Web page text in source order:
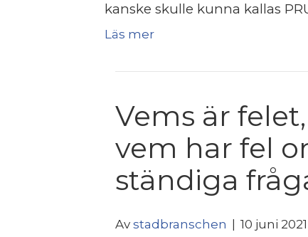
kanske skulle kunna kallas
Läs mer
Vems är
vem har fel
ständiga
Av stadbranschen 10 juni 2021